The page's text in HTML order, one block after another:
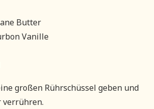
Butter
Vanille
großen Rührschüssel geben und
verrühren.